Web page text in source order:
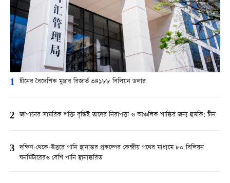
1 চীনের বৈদেশিক মুদ্রার রিজার্ভ ৩৪১৮৮ বিলিয়ন ডলার
2 জাপানের সামরিক শক্তি বৃদ্ধিই তাদের নিরাপত্তা ও আঞ্চলিক শান্তির জন্য হুমকি: চীন
3 দক্ষিণ-থেকে-উত্তরে পানি স্থানান্তর প্রকল্পের কেন্দ্রীয় পথের মাধ্যমে ৮০ বিলিয়ন
ঘনমিটারেরও বেশি পানি স্থানান্তরিত